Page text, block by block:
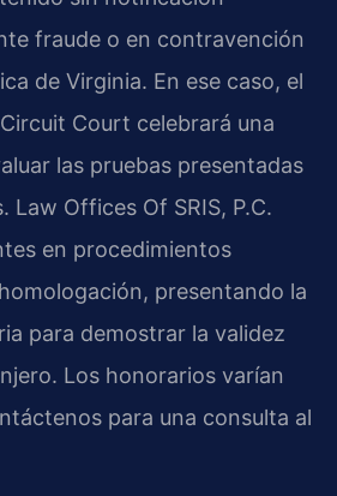
fraude o en contravención
de Virginia. En ese caso, el
Court celebrará una
las pruebas presentadas
Law Offices Of SRIS, P.C.
en procedimientos
presentando la
para demostrar la validez
Los honorarios varían
para una consulta al